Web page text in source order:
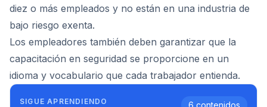
diez o más empleados y no están en una industria de
bajo riesgo exenta.
Los empleadores también deben garantizar que la
capacitación en seguridad se proporcione en un
idioma y vocabulario que cada trabajador entienda.
SIGUE APRENDIENDO 6 contenidos